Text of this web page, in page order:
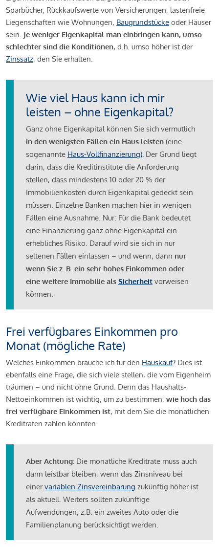
Sparbücher, Rückkaufswerte von Versicherungen, lastenfreie
Liegenschaften wie Wohnungen, Baugrundstücke oder Häuser
sein. Je weniger Eigenkapital man einbringen kann, umso
schlechter sind die Konditionen, d.h. umso höher ist der
Zinssatz, den Sie erhalten.
Wie viel Haus kann ich mir
leisten – ohne Eigenkapital?
Ganz ohne Eigenkapital können Sie sich vermutlich
in den wenigsten Fällen ein Haus leisten (eine
sogenannte Haus-Vollfinanzierung). Der Grund liegt
darin, dass die Kreditinstitute die Anforderung
stellen, dass mindestens 10 oder 20 % der
Immobilienkosten durch Eigenkapital gedeckt sein
müssen. Einzelne Banken machen hier in wenigen
Fällen eine Ausnahme. Nur: Für die Bank bedeutet
eine Finanzierung ganz ohne Eigenkapital ein
erhebliches Risiko. Darauf wird sie sich in nur
seltenen Fällen einlassen – und wenn, dann nur
wenn Sie z. B. ein sehr hohes Einkommen oder
eine weitere Immobilie als Sicherheit vorweisen
können.
Frei verfügbares Einkommen pro
Monat (mögliche Rate)
Welches Einkommen brauche ich für den Hauskauf? Dies ist
ebenfalls eine Frage, die sich viele stellen, die vom Eigenheim
träumen – und nicht ohne Grund. Denn das Haushalts-
Nettoeinkommen ist wichtig, um zu bestimmen, wie hoch das
frei verfügbare Einkommen ist, mit dem Sie die monatlichen
Kreditraten zahlen könnten.
Aber Achtung: Die monatliche Kreditrate muss auch
dann leistbar bleiben, wenn das Zinsniveau bei
einervariablen Zinsvereinbarung zukünftig höher ist
als aktuell. Weiters sollten zukünftige
Aufwendungen, z.B. ein zweites Auto oder die
Familienplanung berücksichtigt werden.